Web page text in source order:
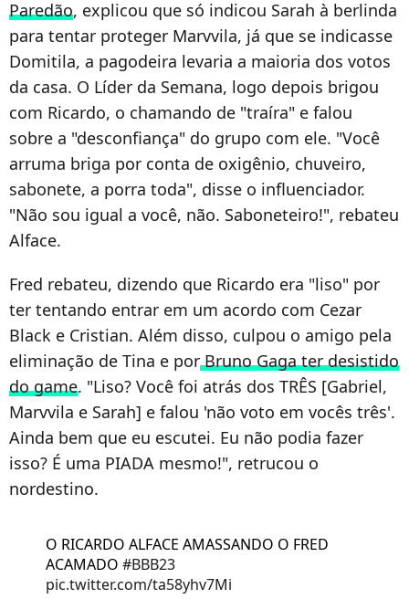
Paredão, explicou que só indicou Sarah à berlinda
para tentar proteger Marvvila, já que se indicasse
Domitila, a pagodeira levaria a maioria dos votos
da casa. O Líder da Semana, logo depois brigou
com Ricardo, o chamando de "traíra" e falou
sobre a "desconfiança" do grupo com ele. "Você
arruma briga por conta de oxigênio, chuveiro,
sabonete, a porra toda", disse o influenciador.
"Não sou igual a você, não. Saboneteiro!", rebateu
Alface.
Fred rebateu, dizendo que Ricardo era "liso" por
ter tentando entrar em um acordo com Cezar
Black e Cristian. Além disso, culpou o amigo pela
eliminação de Tina e porBruno Gaga ter desistido
do game. "Liso? Você foi atrás dos TRÊS [Gabriel,
Marvvila e Sarah] e falou 'não voto em vocês três'.
Ainda bem que eu escutei. Eu não podia fazer
isso? É uma PIADA mesmo!", retrucou o
nordestino.
O RICARDO ALFACE AMASSANDO O FRED
ACAMADO #BBB23
pic.twitter.com/ta58yhv7Mi